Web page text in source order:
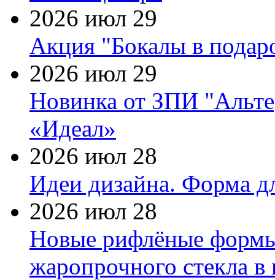
2026 июл 29
Акция "Бокалы в
2026 июл 29
Новинка от ЗПИ
«Идеал»
2026 июл 28
Идеи дизайна. Форма
2026 июл 28
Новые рифлёные формы
жаропрочного стекла